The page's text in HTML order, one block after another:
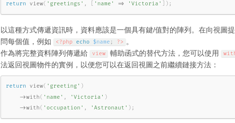
return view( 'greetings' , 'name' => 'Victoria' ) ;
以這種方式傳遞資訊時，資料應該是一個具有鍵/值對的陣列。在向視圖
問每個值，例如
<?php echo $name ; ?>
。
作為將完整資料陣列傳遞給
view 輔助函式的替代方法，您可以使用
法返回視圖物件的實例，以便您可以在返回視圖之前繼續鏈接方法：
return view( 'greeting' )
->with( 'name' , 'Victoria' )
->with( 'occupation' , 'Astronaut' ) ;